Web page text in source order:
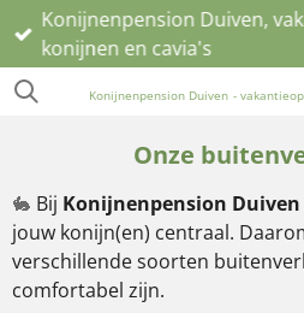
Ga
direct
naar
Konijnenpension Duiven -
Konijnenpension Duiven,
konijnen en cavia's
Onze
🐇 Bij Konijnenpension Duiven
jouw konijn(en) centraal.
verschillende soorten
comfortabel zijn.